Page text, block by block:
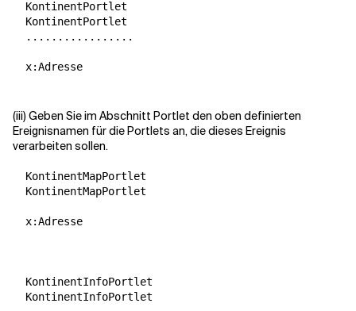
  KontinentPortlet
  KontinentPortlet
  .................
  x:Adresse
(iii) Geben Sie im Abschnitt Portlet den oben definierten
Ereignisnamen für die Portlets an, die dieses Ereignis
verarbeiten sollen.
  KontinentMapPortlet
  KontinentMapPortlet
  x:Adresse
  KontinentInfoPortlet
  KontinentInfoPortlet